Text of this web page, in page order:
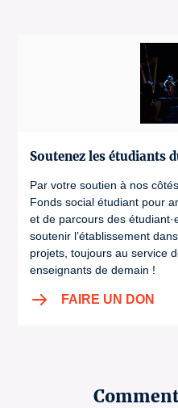
Soutenez les étudiants
Par votre soutien à nos
Fonds social étudiant pour
et de parcours des
soutenir l’établissement
projets, toujours au service
enseignants de demain !
FAIRE UN DON